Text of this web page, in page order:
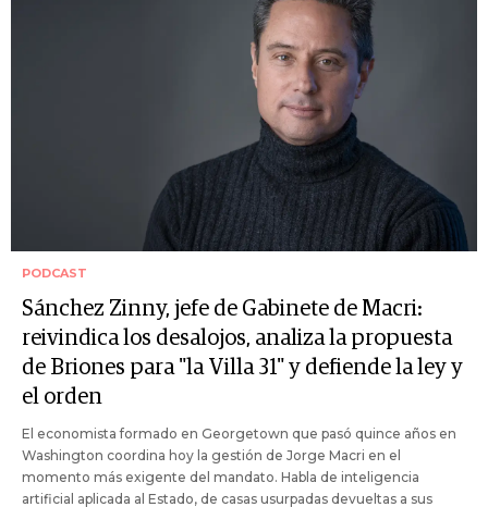
PODCAST
Sánchez Zinny, jefe de Gabinete de Macri:
reivindica los desalojos, analiza la propuesta
de Briones para "la Villa 31" y defiende la ley y
el orden
El economista formado en Georgetown que pasó quince años en
Washington coordina hoy la gestión de Jorge Macri en el
momento más exigente del mandato. Habla de inteligencia
artificial aplicada al Estado, de casas usurpadas devueltas a sus